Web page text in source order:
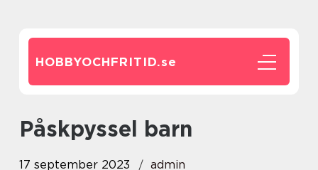
HOBBYOCHFRITID.se
påskpyssel barn
17 september 2023 admin